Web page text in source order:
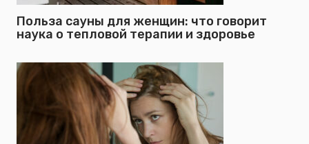
Польза сауны для женщин: что говорит
наука о тепловой терапии и здоровье